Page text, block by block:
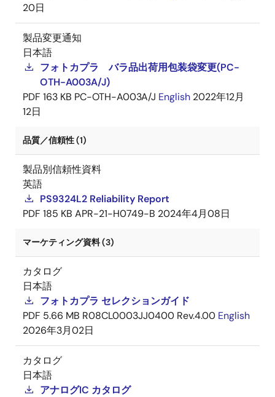
20日
製品変更通知
日本語
フォトカプラ バラ品出荷用包装袋変更(PC-
OTH-A003A/J)
PDF 163 KB PC-OTH-A003A/J English 2022年12月
12日
品質／信頼性 (1)
製品別信頼性資料
英語
PS9324L2 Reliability Report
PDF 185 KB APR-21-H0749-B 2024年4月08日
マーケティング資料 (3)
カタログ
日本語
フォトカプラ セレクションガイド
PDF 5.66 MB R08CL0003JJ0400 Rev.4.00 English
2026年3月02日
カタログ
日本語
アナログIC カタログ